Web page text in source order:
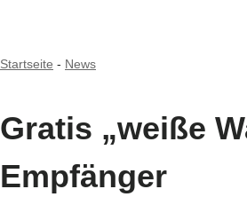
Startseite - News
Gratis „weiße
Empfänger